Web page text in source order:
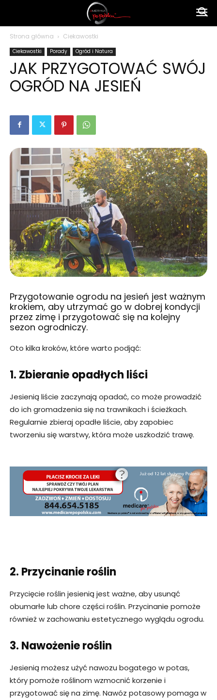
Strona główna Ciekawostki
Ciekawostki Porady Ogród i Natura
JAK PRZYGOTOWAĆ SWÓJ
OGRÓD NA JESIEŃ
Przygotowanie ogrodu na jesień jest ważnym
krokiem, aby utrzymać go w dobrej kondycji
przez zimę i przygotować się na kolejny
sezon ogrodniczy.
Oto kilka kroków, które warto podjąć:
1. Zbieranie opadłych liści
Jesienią liście zaczynają opadać, co może prowadzić
do ich gromadzenia się na trawnikach i ścieżkach.
Regularnie zbieraj opadłe liście, aby zapobiec
tworzeniu się warstwy, która może uszkodzić trawę.
2. Przycinanie roślin
Przycięcie roślin jesienią jest ważne, aby usunąć
obumarłe lub chore części roślin. Przycinanie pomoże
również w zachowaniu estetycznego wyglądu ogrodu.
3. Nawożenie roślin
Jesienią możesz użyć nawozu bogatego w potas,
który pomoże roślinom wzmocnić korzenie i
przygotować się na zimę. Nawóz potasowy pomaga w